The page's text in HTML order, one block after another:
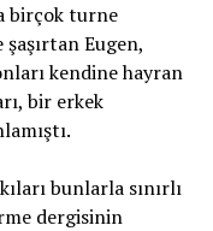
birçok turne
Eugen,
kendine hayran
bir erkek
bunlarla sınırlı
dergisinin